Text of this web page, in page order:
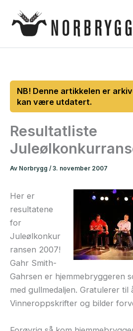
rett
Resultatliste
Av Norbrygg / 3. november 2007
Her er
resultatene
for
Juleølkonkur
ransen 2007!
Gahr Smith-
Gahrsen er hjemmebryggeren
med gullmedaljen. Gratulerer til
Vinneroppskrifter og bilder